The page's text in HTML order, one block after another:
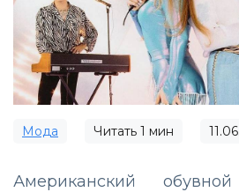
Мода Читать 1 мин
Американский